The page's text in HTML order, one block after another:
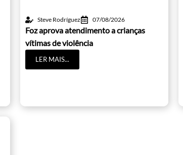
Steve Rodríguez 07/08/2026
Foz aprova atendimento a crianças
vítimas de violência
LER MAIS...